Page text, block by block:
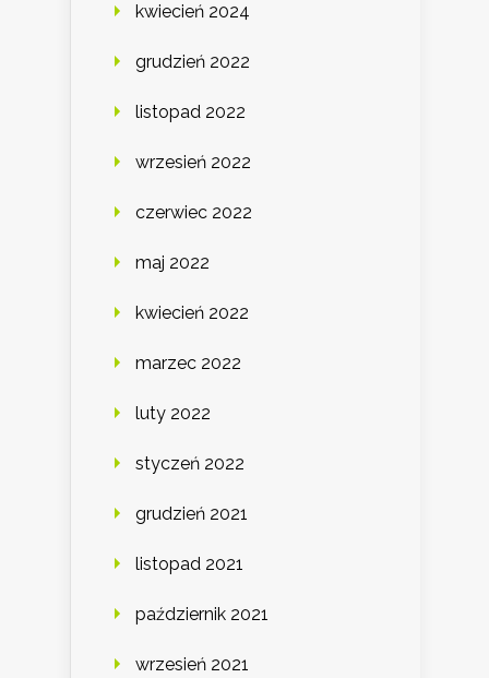
kwiecień 2024
grudzień 2022
listopad 2022
wrzesień 2022
czerwiec 2022
maj 2022
kwiecień 2022
marzec 2022
luty 2022
styczeń 2022
grudzień 2021
listopad 2021
październik 2021
wrzesień 2021